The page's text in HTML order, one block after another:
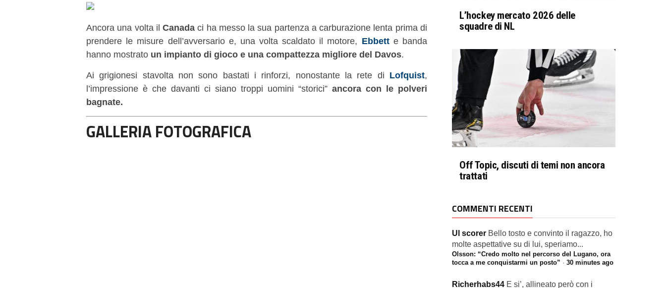
Ancora una volta ilCanada ci ha messo la sua partenza a carburazione lenta prima di
prendere le misure dell’avversario e, una volta scaldato il motore, Ebbette banda
hanno mostrato un impianto di gioco e una compattezza migliore del Davos.
Ai grigionesi stavolta non sono bastati i rinforzi, nonostante la rete di Lofquist,
l’impressione è che davanti ci siano troppi uomini “storici” ancora con le polveri
bagnate.
GALLERIA FOTOGRAFICA
L’hockey mercato 2026 delle
squadre di NL
Off Topic, discuti di temi non ancora
trattati
COMMENTI RECENTI
Ul scorer Bello tosto e convinto il ragazzo, ho
molte aspettative su di lui, speriamo...
Olsson: “Credo molto nel percorso del Lugano, ora
tocca a me conquistarmi un posto” · 30 minutes ago
Richerhabs44 E si’, allineato però con i